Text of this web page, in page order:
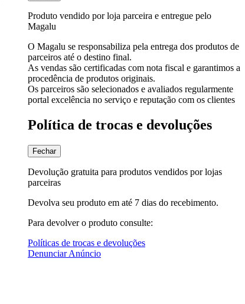
Produto vendido por loja parceira e entregue pelo
Magalu
O Magalu se responsabiliza pela entrega dos produtos de
parceiros até o destino final.
As vendas são certificadas com nota fiscal e garantimos a
procedência de produtos originais.
Os parceiros são selecionados e avaliados regularmente
portal excelência no serviço e reputação com os clientes
Política de trocas e devoluções
Fechar
Devolução gratuita para produtos vendidos por lojas
parceiras
Devolva seu produto em até 7 dias do recebimento.
Para devolver o produto consulte:
Políticas de trocas e devoluções
Denunciar Anúncio